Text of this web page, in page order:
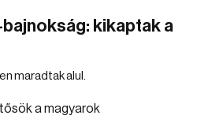
kikaptak a
maradtak alul.